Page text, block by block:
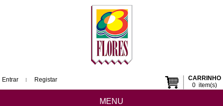
CARRINHO
0item(s)
Entrar Registar
MENU